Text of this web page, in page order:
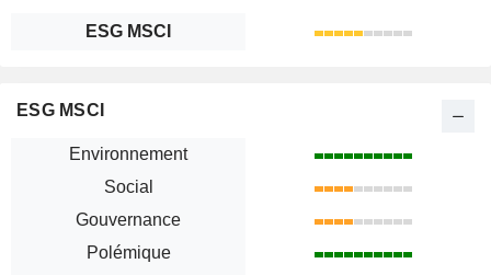
ESG MSCI
ESG MSCI
Environnement
Social
Gouvernance
Polémique